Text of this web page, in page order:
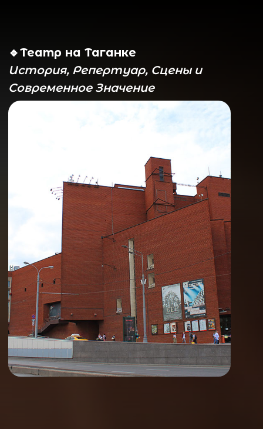
История, Репертуар, Сцены и
История создания
Театр на Таганке был основан в 1946 году как